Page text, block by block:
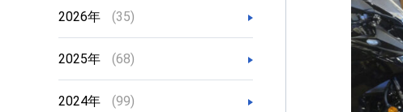
2026年 (35)
2025年 (68)
2024年 (99)